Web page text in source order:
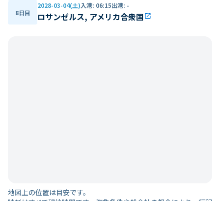
8日目
2028-03-04(土)入港: 06:15出港: -
ロサンゼルス, アメリカ合衆国open_in_new
地図上の位置は目安です。